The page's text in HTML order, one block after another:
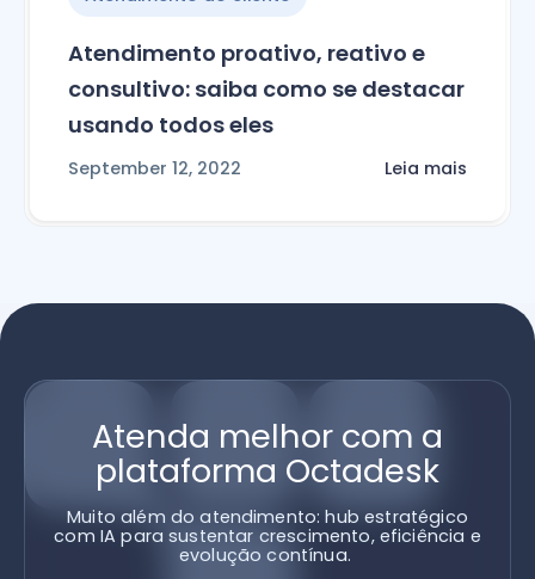
Atendimento proativo, reativo e
consultivo: saiba como se destacar
usando todos eles
September 12, 2022 Leia mais
Atenda melhor com a
plataforma Octadesk
Muito além do atendimento: hub estratégico
com IA para sustentar crescimento, eficiência e
evolução contínua.